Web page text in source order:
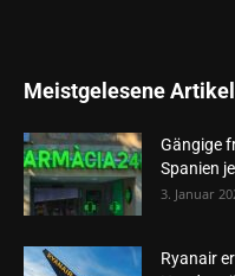
Meistgelesene Artikel
Gängige
Spanien
3. Januar
Ryanair